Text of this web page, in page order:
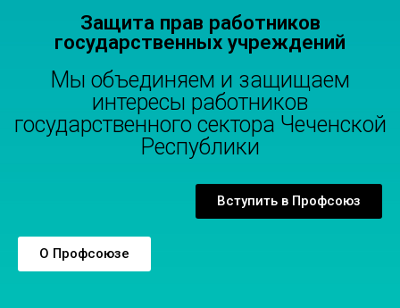
Защита прав работников
государственных учреждений
Мы объединяем и защищаем
интересы работников
государственного сектора Чеченской
Республики
Вступить в Профсоюз
О Профсоюзе